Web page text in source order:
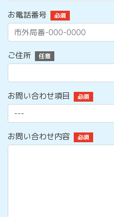
お電話番号 必須
ご住所 任意
お問い合わせ項目 必須
お問い合わせ内容 必須